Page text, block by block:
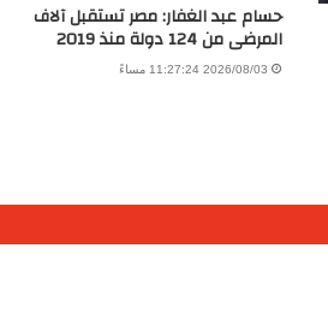
حسام عبد الغفار: مصر تستقبل آلاف
المرضى من 124 دولة منذ 2019
2026/08/03 11:27:24 مساءً